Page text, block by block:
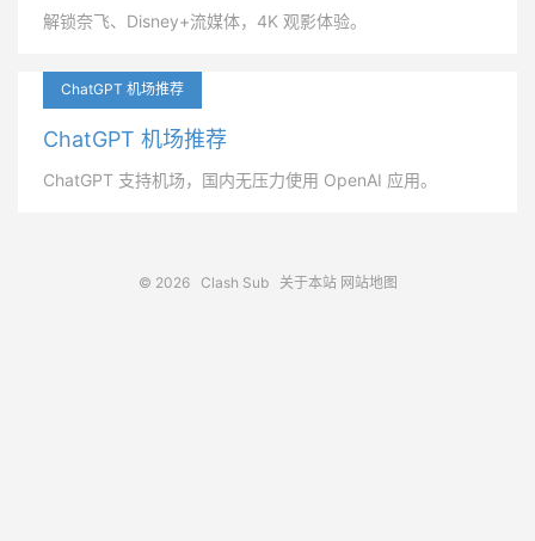
解锁奈飞、Disney+流媒体，4K 观影体验。
ChatGPT 机场推荐
ChatGPT 机场推荐
ChatGPT 支持机场，国内无压力使用 OpenAI 应用。
© 2026 Clash Sub 关于本站 网站地图